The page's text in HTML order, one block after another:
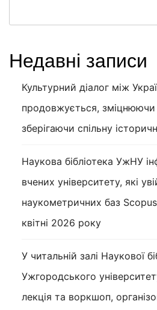
Недавні записи
Культурний діалог між
продовжується, зміцнюючи
зберігаючи спільну
Наукова бібліотека УжНУ
вчених університету, які
наукометричних баз
квітні 2026 року
У читальній залі Наукової
Ужгородського
лекція та воркшоп,